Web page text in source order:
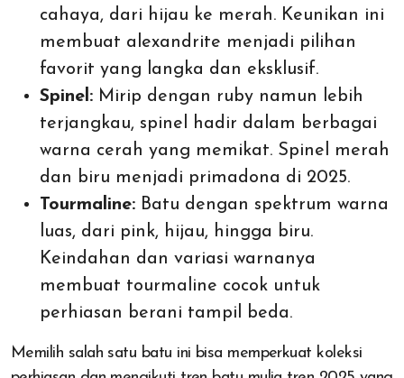
cahaya, dari hijau ke merah. Keunikan ini
membuat alexandrite menjadi pilihan
favorit yang langka dan eksklusif.
Spinel: Mirip dengan ruby namun lebih
terjangkau, spinel hadir dalam berbagai
warna cerah yang memikat. Spinel merah
dan biru menjadi primadona di 2025.
Tourmaline: Batu dengan spektrum warna
luas, dari pink, hijau, hingga biru.
Keindahan dan variasi warnanya
membuat tourmaline cocok untuk
perhiasan berani tampil beda.
Memilih salah satu batu ini bisa memperkuat koleksi